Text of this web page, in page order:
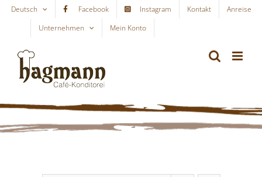
Skip
content
Deutsch Facebook Instagram Kontakt
Anreise
Unternehmen
Mein Konto